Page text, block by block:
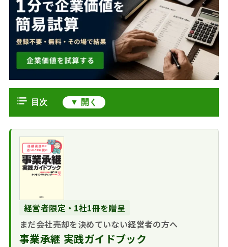
目次
円滑な事業承継を
実現するための生前対
策
もしも事業承継の
事業承継３つの選択肢と進め方
M&Aによる第三者
への承継
相続と事業承継・M&Aのまとめ
経営者限定・1社1冊を贈呈
まだ会社売却を決めていない経営者の方へ
事業承継 実践ガイドブック